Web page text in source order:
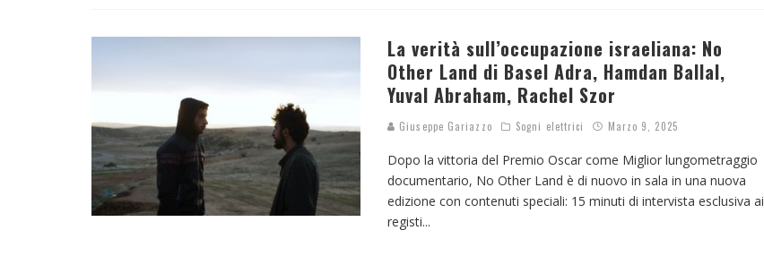
La verità sull’occupazione israeliana: No
Other Land di Basel Adra, Hamdan Ballal,
Yuval Abraham, Rachel Szor
Giuseppe Gariazzo Sogni elettrici Marzo 9, 2025
Dopo la vittoria del Premio Oscar come Miglior lungometraggio
documentario, No Other Land è di nuovo in sala in una nuova
edizione con contenuti speciali: 15 minuti di intervista esclusiva ai
registi...